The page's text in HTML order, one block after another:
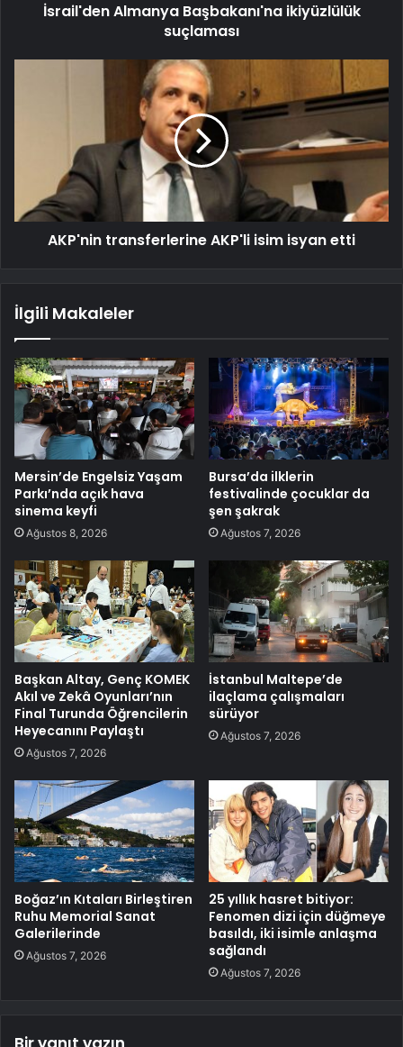
İsrail'den Almanya Başbakanı'na ikiyüzlülük
suçlaması
AKP'nin transferlerine AKP'li isim isyan etti
İlgili Makaleler
Mersin’de Engelsiz Yaşam
Parkı’nda açık hava
sinema keyfi
Ağustos 8, 2026
Bursa’da ilklerin
festivalinde çocuklar da
şen şakrak
Ağustos 7, 2026
Başkan Altay, Genç KOMEK
Akıl ve Zekâ Oyunları’nın
Final Turunda Öğrencilerin
Heyecanını Paylaştı
Ağustos 7, 2026
İstanbul Maltepe’de
ilaçlama çalışmaları
sürüyor
Ağustos 7, 2026
Boğaz’ın Kıtaları Birleştiren
Ruhu Memorial Sanat
Galerilerinde
Ağustos 7, 2026
25 yıllık hasret bitiyor:
Fenomen dizi için düğmeye
basıldı, iki isimle anlaşma
sağlandı
Ağustos 7, 2026